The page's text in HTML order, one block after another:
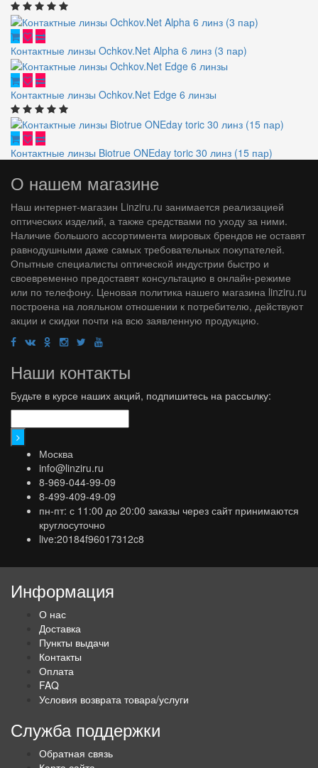
Контактные линзы Ochkov.Net Alpha 6 линз (3 пар)
Контактные линзы Ochkov.Net Edge 6 линзы
Контактные линзы Biotrue ONEday toric 30 линз (15 пар)
О нашем магазине
Наш интернет-магазин Linziru.ru занимается реализацией
оптических изделий, а также средствами по уходу за ними.
Наличие большого ассортимента мировых брендов не оставят
равнодушными даже самых требовательных покупателей.
Опытные специалисты оптической индустрии быстро и
своевременно предоставят консультацию в онлайн-режиме
или по телефону. Ценовая политика нашего магазина linziru.ru
построена на лояльном отношении к потребителю, действуют
акции и скидки почти на всю заявленную продукцию.
Наши контакты
Будьте в курсе наших акций, подпишитесь на рассылку:
Москва
info@linziru.ru
8-969-044-99-09
8-499-409-49-09
пн-пт: с 11:00 до 20:00 заказы через сайт принимаются
круглосуточно
live:20184f96017312c8
Информация
О нас
Доставка
Пункты выдачи
Контакты
Оплата
FAQ
Условия возврата товара/услуги
Служба поддержки
Обратная связь